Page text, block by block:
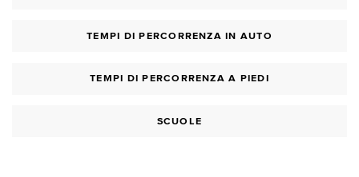
TEMPI DI PERCORRENZA IN AUTO
TEMPI DI PERCORRENZA A PIEDI
SCUOLE